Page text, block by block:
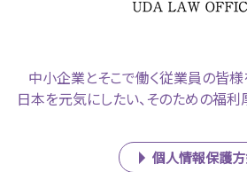
中小企業とそこで働く従業員の皆様
日本を元気にしたい、そのための福
個人情報保護